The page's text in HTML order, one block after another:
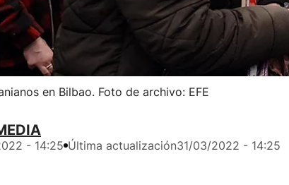
en Bilbao. Foto de archivo: EFE
- 14:25 Última actualización31/03/2022 - 14:25